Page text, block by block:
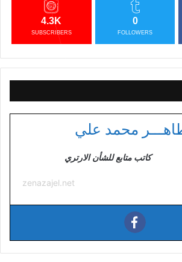
0
FOLLOWERS
4.3K
SUBSCRIBERS
محمد علي
كاتب متابع للشأن الارتري
zenazajel.net